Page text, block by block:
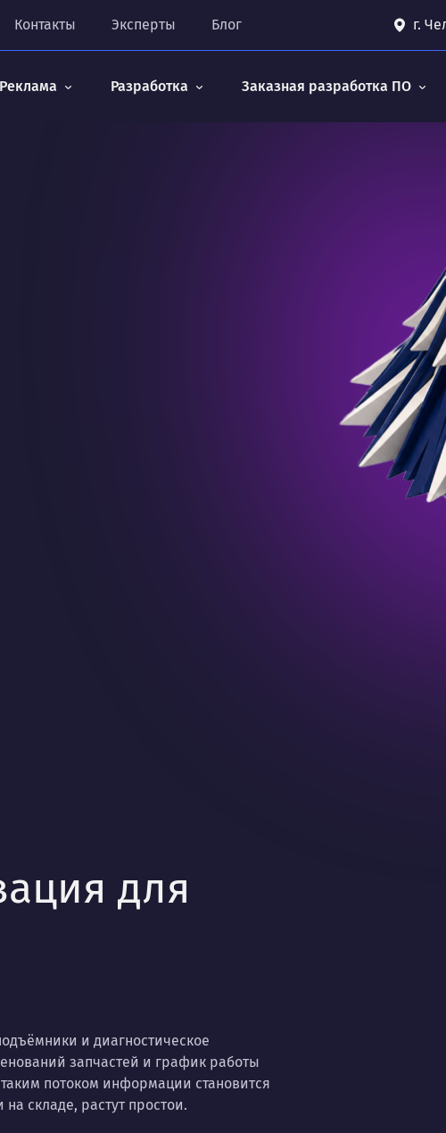
Контакты Эксперты Блог г.
Реклама Разработка Заказная разработка ПО
для
и диагностическое
запчастей и график работы
потоком информации становится
складе, растут простои.